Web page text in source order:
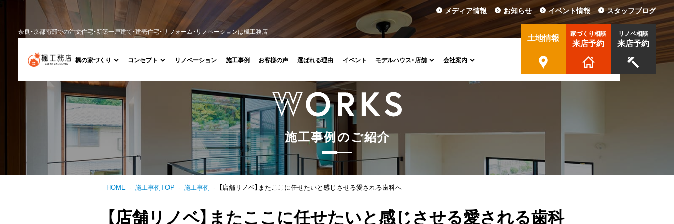
奈良・京都南部での注文住宅・新築一戸建て・建売住宅・リフォーム・リノベーションは楓工務店
楓の家づくり コンセプト リノベーション 施工事例 お客様の声 選ばれる理由 イベント モデルハウス・店舗 会社案内
土地情報 家づくり相談
来店予約
リノベ相談
来店予約
メディア情報 お知らせ イベント情報 スタッフブログ
施工事例のご紹介
HOME 施工事例TOP 施工事例 【店舗リノベ】またここに任せたいと感じさせる愛される歯科へ
【店舗リノベ】またここに任せたいと感じさせる愛される歯科